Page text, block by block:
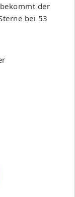
der
bei 53